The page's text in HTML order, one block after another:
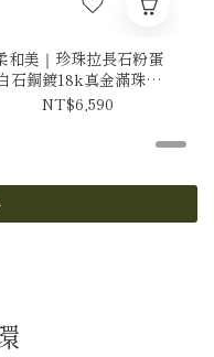
和美｜珍珠拉長石粉蛋
石銅鍍18k真金滿珠項
鍊 N0075-7
NT$6,590